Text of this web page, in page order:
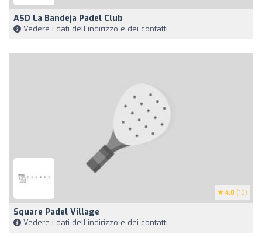
ASD La Bandeja Padel Club
Vedere i dati dell'indirizzo e dei contatti
4.8 (16)
Square Padel Village
Vedere i dati dell'indirizzo e dei contatti